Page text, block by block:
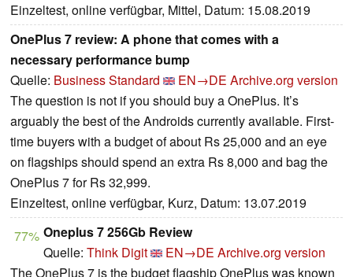
Einzeltest, online verfügbar, Mittel, Datum: 15.08.2019
OnePlus 7 review: A phone that comes with a
necessary performance bump
Quelle: Business Standard EN→DE Archive.org version
The question is not if you should buy a OnePlus. It’s
arguably the best of the Androids currently available. First-
time buyers with a budget of about Rs 25,000 and an eye
on flagships should spend an extra Rs 8,000 and bag the
OnePlus 7 for Rs 32,999.
Einzeltest, online verfügbar, Kurz, Datum: 13.07.2019
77% Oneplus 7 256Gb Review
Quelle: Think Digit EN→DE Archive.org version
The OnePlus 7 is the budget flagship OnePlus was known